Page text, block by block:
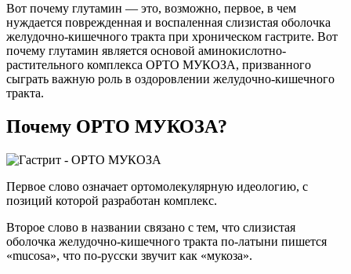
Вот почему глутамин — это, возможно, первое, в чем
нуждается поврежденная и воспаленная слизистая оболочка
желудочно-кишечного тракта при хроническом гастрите. Вот
почему глутамин является основой аминокислотно-
растительного комплекса ОРТО МУКОЗА, призванного
сыграть важную роль в оздоровлении желудочно-кишечного
тракта.
Почему ОРТО МУКОЗА?
Первое слово означает ортомолекулярную идеологию, с
позиций которой разработан комплекс.
Второе слово в названии связано с тем, что слизистая
оболочка желудочно-кишечного тракта по-латыни пишется
«mucosa», что по-русски звучит как «мукоза».